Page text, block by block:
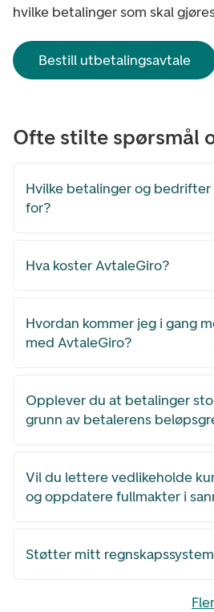
hvilke betalinger som skal
Bestill utbetalingsavtale
Ofte stilte spørsmål
Hvilke betalinger og bedrifter
for?
Hva koster AvtaleGiro?
Hvordan kommer jeg i gang
med AvtaleGiro?
Opplever du at betalinger
grunn av betalerens
Vil du lettere vedlikeholde
og oppdatere fullmakter i
Støtter mitt